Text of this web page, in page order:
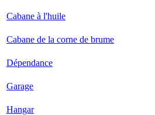
Cabane à l'huile
Cabane de la corne de brume
Dépendance
Garage
Hangar